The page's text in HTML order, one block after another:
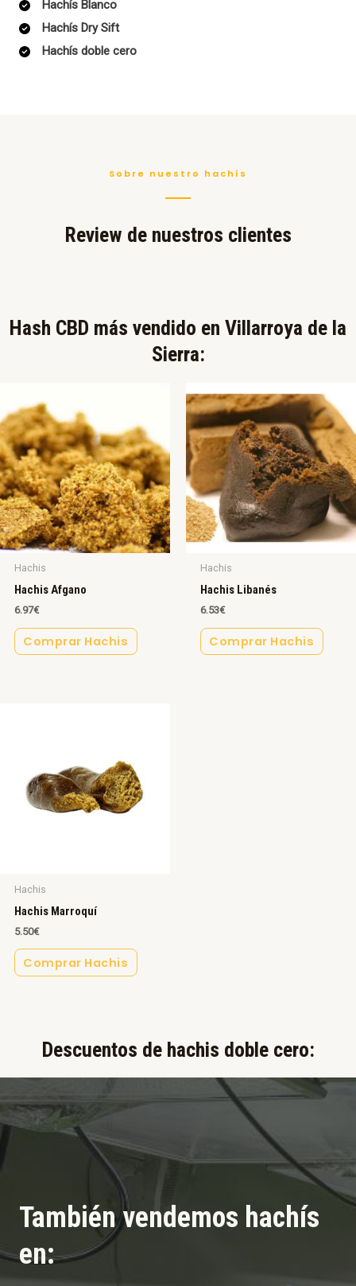
Hachís Blanco
Hachís Dry Sift
Hachís doble cero
Sobre nuestro hachís
Review de nuestros clientes
Hash CBD más vendido en Villarroya de la
Sierra:​
Hachis
Hachis Afgano
6.97€
Comprar Hachis
Hachis
Hachis Libanés
6.53€
Comprar Hachis
Hachis
Hachis Marroquí
5.50€
Comprar Hachis
Descuentos de hachis doble cero:​
También vendemos hachís
en: